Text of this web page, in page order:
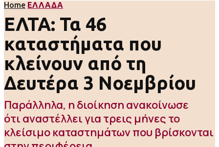
Home ΕΛΛΑΔΑ
ΕΛΤΑ: Τα 46
καταστήματα που
κλείνουν από τη
Δευτέρα 3 Νοεμβρίου
Παράλληλα, η διοίκηση ανακοίνωσε
ότι αναστέλλει για τρεις μήνες το
κλείσιμο καταστημάτων που βρίσκονται